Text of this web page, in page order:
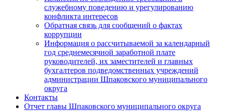
служебному поведению и урегулированию
конфликта интересов
Обратная связь для сообщений о фактах
коррупции
Информация о рассчитываемой за календарный
год среднемесячной заработной плате
руководителей, их заместителей и главных
бухгалтеров подведомственных учреждений
администрации Шпаковского муниципального
округа
Контакты
Отчет главы Шпаковского муниципального округа